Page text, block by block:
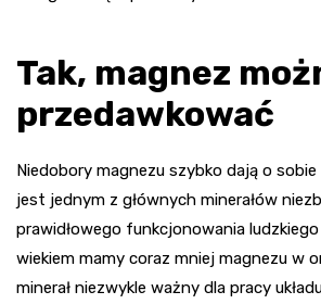
Tak, magnez
przedawkować
Niedobory magnezu szybko dają o
jest jednym z głównych minerałów
prawidłowego funkcjonowania
wiekiem mamy coraz mniej magnezu w
minerał niezwykle ważny dla pracy